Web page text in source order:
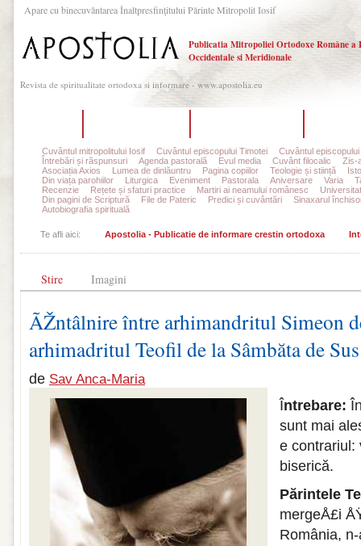
Apare cu binecuvântarea Înaltpresfinţitului Părinte Mitropolit Iosif
Publicatia Mitropoliei Ortodoxe Române a
Occidentale si Meridionale
Revista de spiritualitate ortodoxa si informare - www.apostolia.eu
Cuvântul mitropolitului Iosif Cuvântul episcopului Timotei
Cuvântul episcopului
Întrebări și răspunsuri
Agenda pastorală Evul media Cuvânt filocalic
Zis-
Asociația Axios
Lumea de dinlăuntru Pagina copiilor Teologie și stiință
Din viața parohiilor
Liturgica Eveniment Pastorala Aniversare Varia
Recenzie
Rețete și sfaturi practice Martiri ai neamului românesc
Din pagini de Scriptură
File de Pateric Predici și cuvântări
Sinaxarul
Autobiografia spirituală
Te afli aici: Apostolia - Publicatie de informare crestin ortodoxa
Stire Imagini
ÃŽntâlnire între arhimandritul Simeon
arhimadritul Teofil de la Sâmbăta de
de Sav Anca-Maria
Întrebare:
sunt mai
e contrariul:
biserică.
Părintele
mergeÅ£i
România,